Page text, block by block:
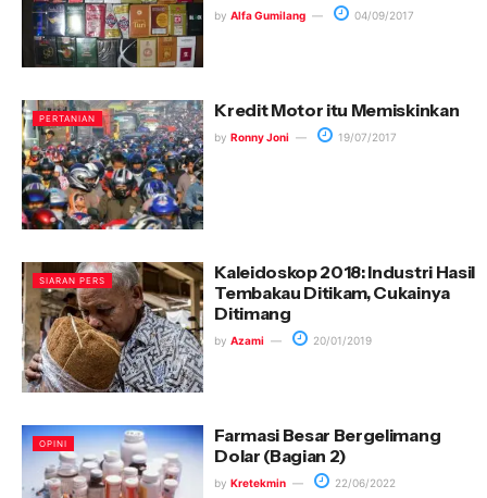
by Alfa Gumilang 04/09/2017
PERTANIAN Kredit Motor itu Memiskinkan
by Ronny Joni 19/07/2017
SIARAN PERS
Kaleidoskop 2018: Industri Hasil
Tembakau Ditikam, Cukainya
Ditimang
by Azami 20/01/2019
OPINI
Farmasi Besar Bergelimang
Dolar (Bagian 2)
by Kretekmin 22/06/2022